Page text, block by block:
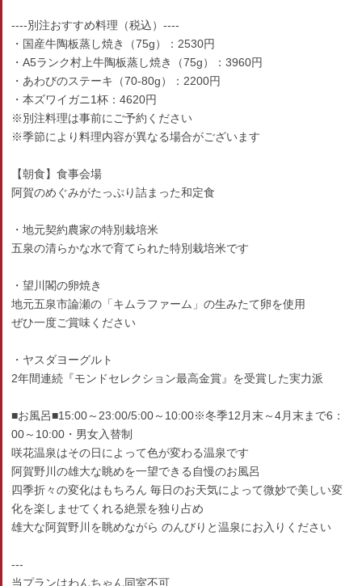
----別注おすすめ料理（税込）----
・国産牛陶板蒸し焼き（75g）：2530円
・A5ランク村上牛陶板蒸し焼き（75g）：3960円
・あわびのステーキ（70-80g）：2200円
・本ズワイガニ1杯：4620円
※別注料理は事前にご予約ください
※季節により料理内容が異なる場合がございます
【朝食】食事会場
阿賀のめぐみがたっぷり詰まった和定食
・地元契約農家の特別栽培米
五泉の清らかな水で育てられた特別栽培米です
・望川閣の卵焼き
地元五泉市論瀬の「キムラファーム」の生みたて卵を使用
ぜひ一度ご賞味ください
・ヤスダヨーグルト
2年間連続『モンドセレクション最高金賞』を受賞した実力派
■お風呂■15:00～23:00/5:00～10:00※冬季12月末～4月末まで6：
00～10:00・男女入替制
咲花温泉はその日によって色が変わる温泉です
阿賀野川の雄大な眺めを一望できる自慢のお風呂
四季折々の変化はもちろん 毎日のお天気によって微妙で美しい変
化を楽しませてくれる絶景を独り占め
雄大な阿賀野川を眺めながら のんびりと温泉にお入りください
---
当プランはわんちゃん同室不可